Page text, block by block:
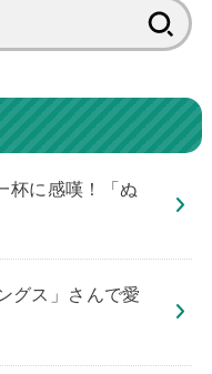
杯に感嘆！「ぬ
グス」さんで愛